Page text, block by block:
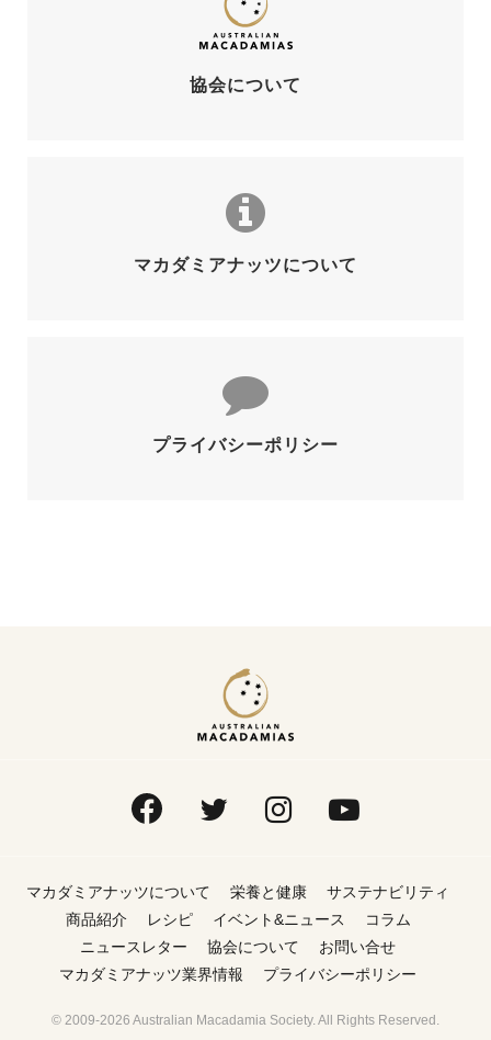
協会について
マカダミアナッツについて
プライバシーポリシー
マカダミアナッツについて 栄養と健康
サステナビリティ
商品紹介
レシピ イベント&ニュース
コラム
ニュースレター
協会について
お問い合せ
マカダミアナッツ業界情報
プライバシーポリシー
© 2009-2026 Australian Macadamia Society. All Rights Reserved.